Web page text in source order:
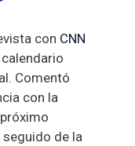
con CNN
Comentó
con la
seguido de la